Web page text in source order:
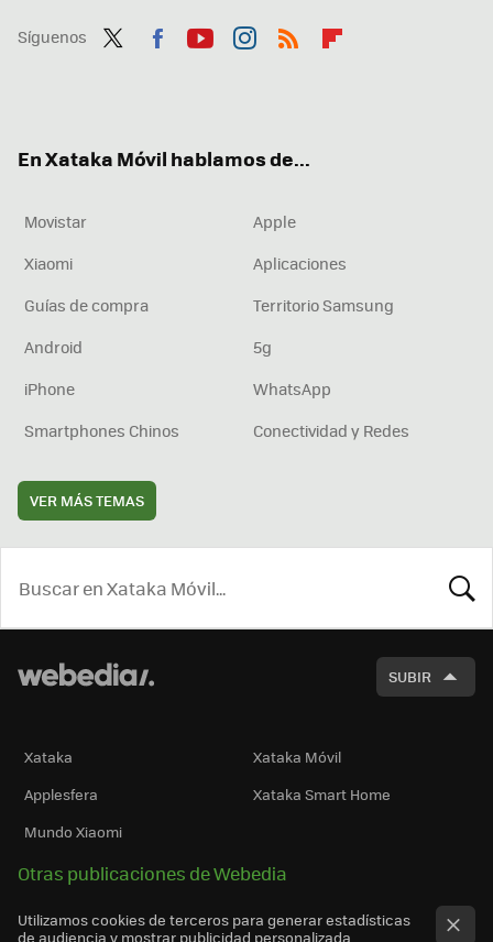
Síguenos
En Xataka Móvil hablamos de...
Movistar
Apple
Xiaomi
Aplicaciones
Guías de compra
Territorio Samsung
Android
5g
iPhone
WhatsApp
Smartphones Chinos
Conectividad y Redes
VER MÁS TEMAS
SUBIR
Xataka
Xataka Móvil
Applesfera
Xataka Smart Home
Mundo Xiaomi
Otras publicaciones de Webedia
Utilizamos cookies de terceros para generar estadísticas
de audiencia y mostrar publicidad personalizada